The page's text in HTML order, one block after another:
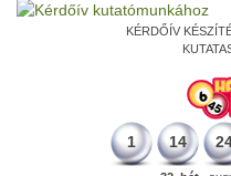
KÉRDŐÍV
1 14